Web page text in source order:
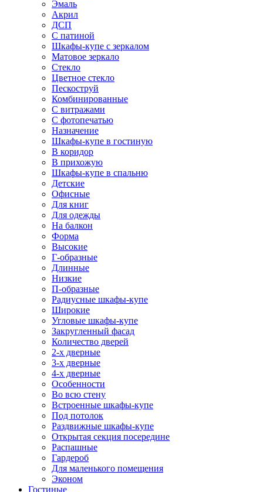
Эмаль
Акрил
ДСП
С патиной
Шкафы-купе с зеркалом
Матовое зеркало
Стекло
Цветное стекло
Пескоструй
Комбинированные
С витражами
С фотопечатью
Назначение
Шкафы-купе в гостиную
В коридор
В прихожую
Шкафы-купе в спальню
Детские
Офисные
Для книг
Для одежды
На балкон
Форма
Высокие
Г-образные
Длинные
Низкие
П-образные
Радиусные шкафы-купе
Широкие
Угловые шкафы-купе
Закругленный фасад
Количество дверей
2-х дверные
3-х дверные
4-х дверные
Особенности
Во всю стену
Встроенные шкафы-купе
Под потолок
Раздвижные шкафы-купе
Открытая секция посередине
Распашные
Гардероб
Для маленького помещения
Эконом
Гостиные